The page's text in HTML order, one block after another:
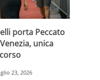
porta Peccato
unica
23, 2026